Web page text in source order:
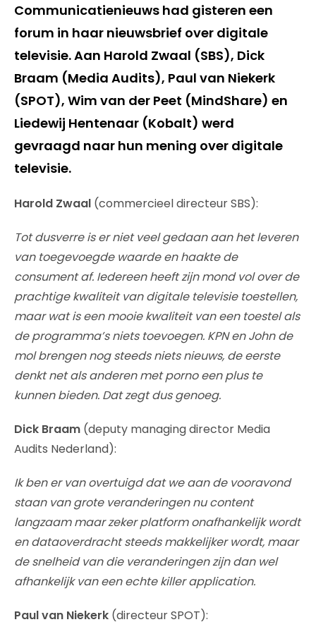
Communicatienieuws had gisteren een
forum in haar nieuwsbrief over digitale
televisie. Aan Harold Zwaal (SBS), Dick
Braam (Media Audits), Paul van Niekerk
(SPOT), Wim van der Peet (MindShare) en
Liedewij Hentenaar (Kobalt) werd
gevraagd naar hun mening over digitale
televisie.
Harold Zwaal (commercieel directeur SBS):
Tot dusverre is er niet veel gedaan aan het leveren
van toegevoegde waarde en haakte de
consument af. Iedereen heeft zijn mond vol over de
prachtige kwaliteit van digitale televisie toestellen,
maar wat is een mooie kwaliteit van een toestel als
de programma’s niets toevoegen. KPN en John de
mol brengen nog steeds niets nieuws, de eerste
denkt net als anderen met porno een plus te
kunnen bieden. Dat zegt dus genoeg.
Dick Braam (deputy managing director Media
Audits Nederland):
Ik ben er van overtuigd dat we aan de vooravond
staan van grote veranderingen nu content
langzaam maar zeker platform onafhankelijk wordt
en dataoverdracht steeds makkelijker wordt, maar
de snelheid van die veranderingen zijn dan wel
afhankelijk van een echte killer application.
Paul van Niekerk (directeur SPOT):